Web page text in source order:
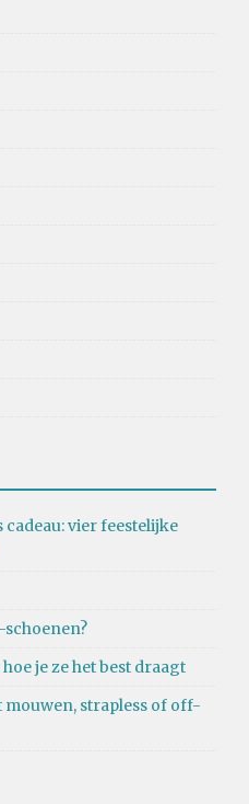
vier feestelijke
schoenen?
je ze het best draagt
strapless of off-